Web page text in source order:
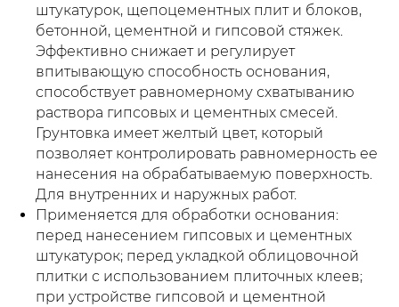
штукатурок, щепоцементных плит и блоков,
бетонной, цементной и гипсовой стяжек.
Эффективно снижает и регулирует
впитывающую способность основания,
способствует равномерному схватыванию
раствора гипсовых и цементных смесей.
Грунтовка имеет желтый цвет, который
позволяет контролировать равномерность ее
нанесения на обрабатываемую поверхность.
Для внутренних и наружных работ.
Применяется для обработки основания:
перед нанесением гипсовых и цементных
штукатурок; перед укладкой облицовочной
плитки с использованием плиточных клеев;
при устройстве гипсовой и цементной